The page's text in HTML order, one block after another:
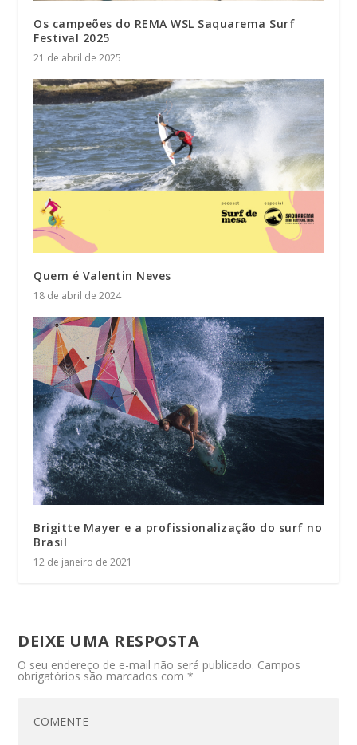
Os campeões do REMA WSL Saquarema Surf
Festival 2025
21 de abril de 2025
Quem é Valentin Neves
18 de abril de 2024
Brigitte Mayer e a profissionalização do surf no
Brasil
12 de janeiro de 2021
DEIXE UMA RESPOSTA
O seu endereço de e-mail não será publicado. Campos
obrigatórios são marcados com*